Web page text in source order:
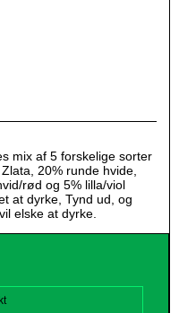
mix af 5 forskelige sorter
20% runde hvide,
rød og 5% lilla/viol
at dyrke, Tynd ud, og
elske at dyrke.